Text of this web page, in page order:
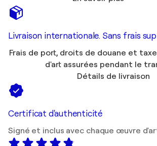
Livraison internationale. Sans frais
Frais de port, droits de douane et
d'art assurées pendant le
Détails de livraison
Certificat d'authenticité
Signé et inclus avec chaque œuvre